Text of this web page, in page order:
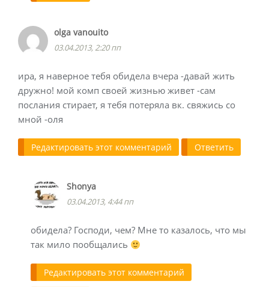
olga vanouito
03.04.2013, 2:20 пп
ира, я наверное тебя обидела вчера -давай жить
дружно! мой комп своей жизнью живет -сам
послания стирает, я тебя потеряла вк. свяжись со
мной -оля
Редактировать этот комментарий Ответить
Shonya
03.04.2013, 4:44 пп
обидела? Господи, чем? Мне то казалось, что мы
так мило пообщались
Редактировать этот комментарий